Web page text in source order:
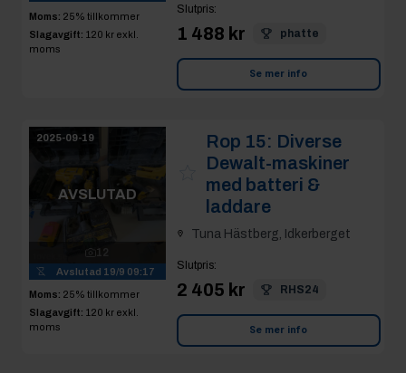
Moms: 25% tillkommer
Slagavgift: 120 kr exkl.
moms
Slutpris:
1 488 kr phatte
Se mer info
2025-09-19
AVSLUTAD
12
Avslutad 19/9 09:17
Moms: 25% tillkommer
Slagavgift: 120 kr exkl.
moms
Rop 15: Diverse
Dewalt-maskiner
med batteri &
laddare
Tuna Hästberg, Idkerberget
Slutpris:
2 405 kr RHS24
Se mer info